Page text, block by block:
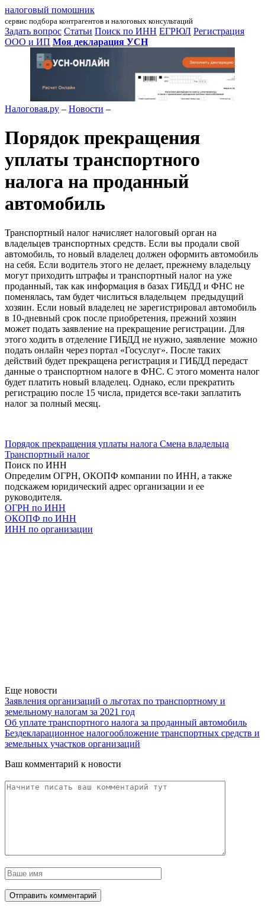
налоговый помошник
сервис подбора контрагентов и налоговых консультаций
Задать вопрос Статьи Поиск по ИНН ЕГРЮЛ Регистрация
ООО и ИП Моя декларация УСН
Налоговая.ру – Новости –
Порядок прекращения
уплаты транспортного
налога на проданный
автомобиль
Транспортный налог начисляет налоговый орган на
владельцев транспортных средств. Если вы продали свой
автомобиль, то новый владелец должен оформить автомобиль
на себя. Если водитель этого не делает, прежнему владельцу
могут приходить штрафы и транспортный налог на уже
проданный, так как информация в базах ГИБДД и ФНС не
поменялась, там будет числиться владельцем предыдущий
хозяин. Если новый владелец не зарегистрировал автомобиль
в 10-дневный срок после приобретения, прежний хозяин
может подать заявление на прекращение регистрации. Для
этого ходить в отделение ГИБДД не нужно, заявление можно
подать онлайн через портал «Госуслуг». После таких
действий будет прекращена регистрация и ГИБДД передаст
данные о транспортном налоге в ФНС. С этого момента налог
будет платить новый владелец. Однако, если прекратить
регистрацию после 15 числа, придется все-таки заплатить
налог за полный месяц.
Порядок прекращения уплаты налога Смена владельца
Транспортный налог
Поиск по ИНН
Определим ОГРН, ОКОПФ компании по ИНН, а также
подскажем юридический адрес организации и ее
руководителя.
ОГРН по ИНН
ОКОПФ по ИНН
ИНН по организации
Еще новости
Заявления организаций о льготах по транспортному и
земельному налогам за 2021 год
Об уплате транспортного налога за проданный автомобиль
Бездекларационное налогообложение транспортных средств и
земельных участков организаций
Ваш комментарий к новости